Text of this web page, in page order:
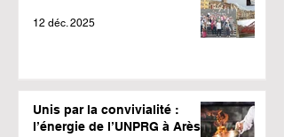
12 déc. 2025
Unis par la convivialité :
l’énergie de l’UNPRG à Arès !